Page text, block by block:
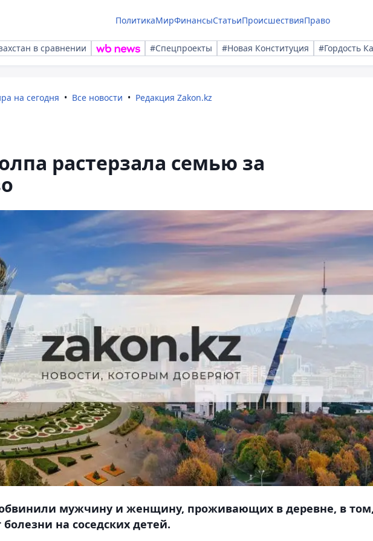
ПолитикаМирФинансыСтатьиПроисшествияПраво
в сравнении #Спецпроекты #Новая Конституция #Гордость
на сегодня Все новости Редакция Zakon.kz
растерзала семью за
мужчину и женщину, проживающих в деревне, в
на соседских детей.